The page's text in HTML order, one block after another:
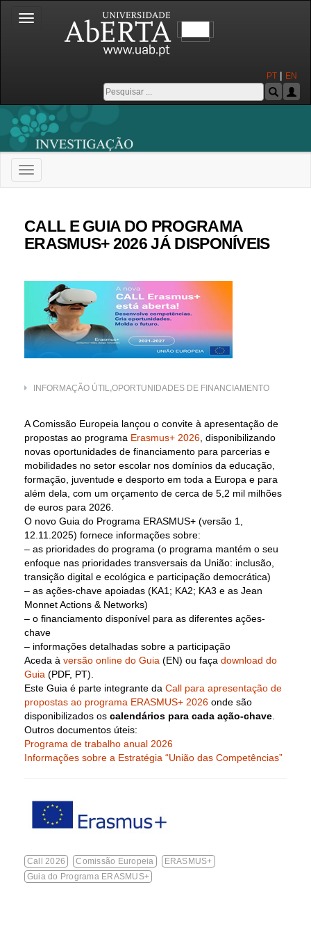
Toggle
navigation
PT | EN
Toggle
navigation
CALL E GUIA DO PROGRAMA
ERASMUS+ 2026 JÁ DISPONÍVEIS
INFORMAÇÃO ÚTIL ,OPORTUNIDADES DE FINANCIAMENTO
A Comissão Europeia lançou o convite à apresentação de
propostas ao programa Erasmus+ 2026 , disponibilizando
novas oportunidades de financiamento para parcerias e
mobilidades no setor escolar nos domínios da educação,
formação, juventude e desporto em toda a Europa e para
além dela, com um orçamento de cerca de 5,2 mil milhões
de euros para 2026.
O novo Guia do Programa ERASMUS+ (versão 1,
12.11.2025) fornece informações sobre:
– as prioridades do programa (o programa mantém o seu
enfoque nas prioridades transversais da União: inclusão,
transição digital e ecológica e participação democrática)
– as ações-chave apoiadas (KA1; KA2; KA3 e as Jean
Monnet Actions & Networks)
– o financiamento disponível para as diferentes ações-
chave
– informações detalhadas sobre a participação
Aceda à versão online do Guia (EN) ou faça download do
Guia (PDF, PT).
Este Guia é parte integrante da Call para apresentação de
propostas ao programa ERASMUS+ 2026 onde são
disponibilizados os calendários para cada ação-chave
Outros documentos úteis:
Programa de trabalho anual 2026
Informações sobre a Estratégia “União das Competências”
Call 2026 Comissão Europeia
ERASMUS+
Guia do Programa ERASMUS+